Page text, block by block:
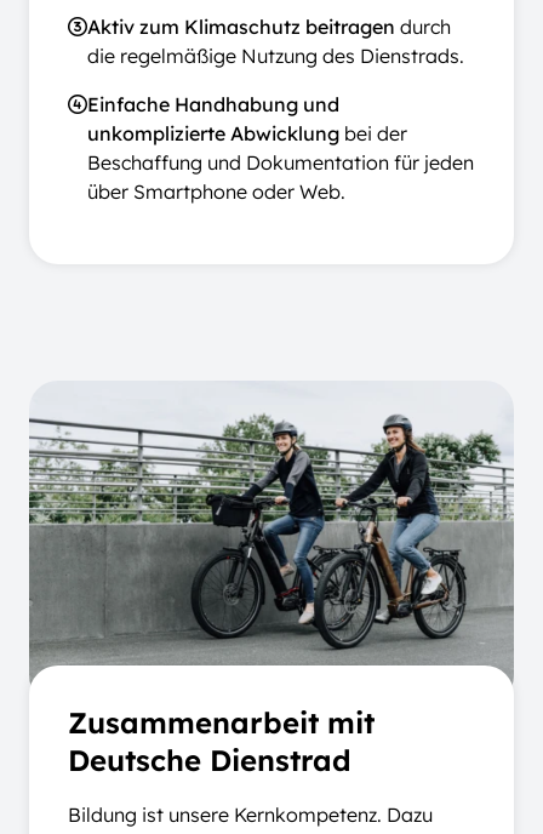
Aktiv zum Klimaschutz beitragen durch
die regelmäßige Nutzung des Dienstrads.
Einfache Handhabung und
unkomplizierte Abwicklung bei der
Beschaffung und Dokumentation für jeden
über Smartphone oder Web.
Zusammenarbeit mit
Deutsche Dienstrad
Bildung ist unsere Kernkompetenz. Dazu